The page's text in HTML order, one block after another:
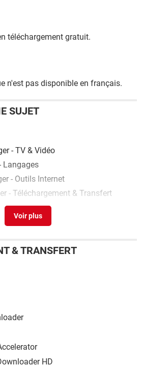
téléchargement gratuit.
n'est pas disponible en français.
SUJET
- TV & Vidéo
Langages
- Outils Internet
- Téléchargement & Transfert
- Conversion & Codecs
& TRANSFERT
HD